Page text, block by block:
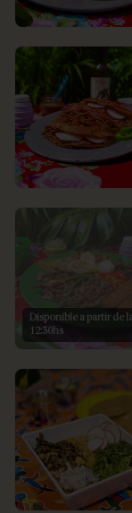
Disponible a partir de
12:30hs